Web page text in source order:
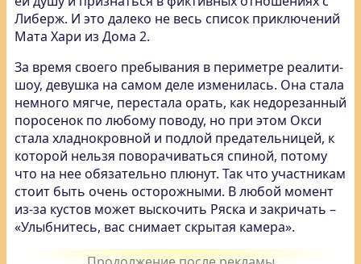
Либерж. И это далеко не весь список приключений
Мата Хари из Дома 2.
За время своего пребывания в периметре реалити-
шоу, девушка на самом деле изменилась. Она стала
немного мягче, перестала орать, как недорезанный
поросенок по любому поводу, но при этом Окси
стала хладнокровной и подлой предательницей, к
которой нельзя поворачиваться спиной, потому
что на нее обязательно плюнут. Так что участникам
стоит быть очень осторожными. В любой момент
из-за кустов может выскочить Ряска и закричать –
«Улыбнитесь, вас снимает скрытая камера».